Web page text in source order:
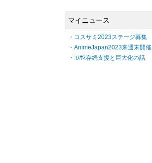
マイニュース
・コスサミ2023ステージ募集
・AnimeJapan2023来週末開催
・ｺｽｻﾐ存続支援と巨大化の話